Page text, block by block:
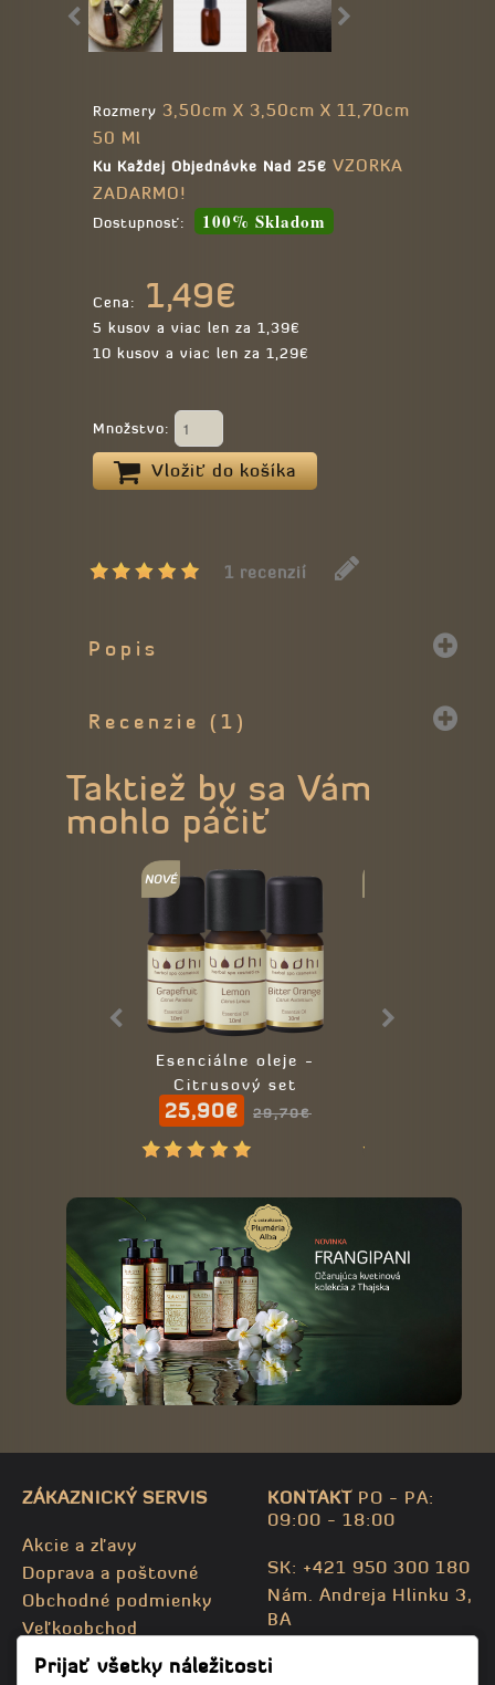
Rozmery 3,50cm X 3,50cm X 11,70cm
50 Ml
Ku Každej Objednávke Nad 25€ VZORKA
ZADARMO!
Dostupnosť: 100% Skladom
Cena: 1,49€
5 kusov a viac len za 1,39€
10 kusov a viac len za 1,29€
Množstvo:
Vložiť do košíka
1 recenzií
Popis
Recenzie (1)
Taktiež by sa Vám
mohlo páčiť
Esenciálne oleje -
Citrusový set
25,90€ 29,70€
ZÁKAZNICKÝ SERVIS
Akcie a zľavy
Doprava a poštovné
Obchodné podmienky
Veľkoobchod
Kontaktujte nás
KONTAKTPO - PA:
09:00 - 18:00
SK: +421 950 300 180
Nám. Andreja Hlinku 3,
BA
info@bodhispa.sk
Prijať všetky náležitosti